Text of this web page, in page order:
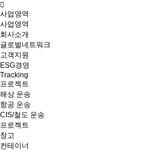
사업영역
사업영역
회사소개
글로벌네트워크
고객지원
ESG경영
Tracking
프로젝트
해상 운송
항공 운송
CIS/철도 운송
프로젝트
창고
컨테이너